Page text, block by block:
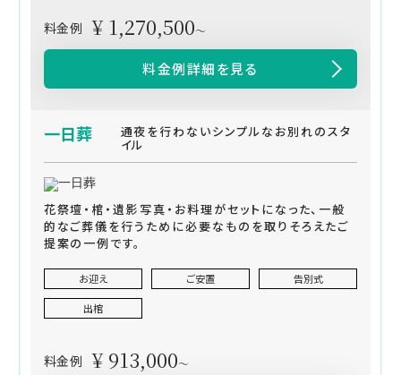
料金例 ¥ 1,270,500～
料金例詳細を見る
一日葬 通夜を行わないシンプルなお別れのスタ
イル
花祭壇・棺・遺影写真・お料理がセットになった、一般
的なご葬儀を行うために必要なものを取りそろえたご
提案の一例です。
お迎え ご安置 告別式
出棺
料金例 ¥ 913,000～